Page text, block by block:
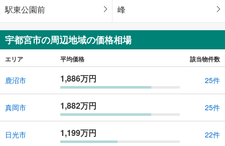
駅東公園前 峰
宇都宮市の周辺地域の価格相場
エリア 平均価格 該当物件数
鹿沼市 1,886万円 25件
真岡市 1,882万円 25件
日光市 1,199万円 22件